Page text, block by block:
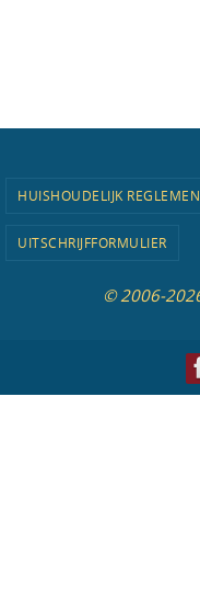
HUISHOUDELIJK
UITSCHRIJFFORMULIER
© 2006-